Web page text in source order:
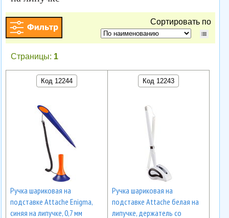
Сортировать по
Страницы: 1
Код 12244
Ручка шариковая на
подставке Attache Enigma,
синяя на липучке, 0,7 мм
Код 12243
Ручка шариковая на
подставке Attache белая на
липучке, держатель со